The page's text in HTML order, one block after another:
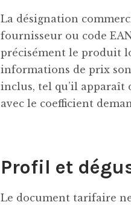
La désignation
fournisseur ou code
précisément le produit
informations de prix
inclus, tel qu’il apparaît
avec le coefficient
Profil et
Le document tarifaire